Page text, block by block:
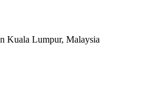
Kuala Lumpur, Malaysia